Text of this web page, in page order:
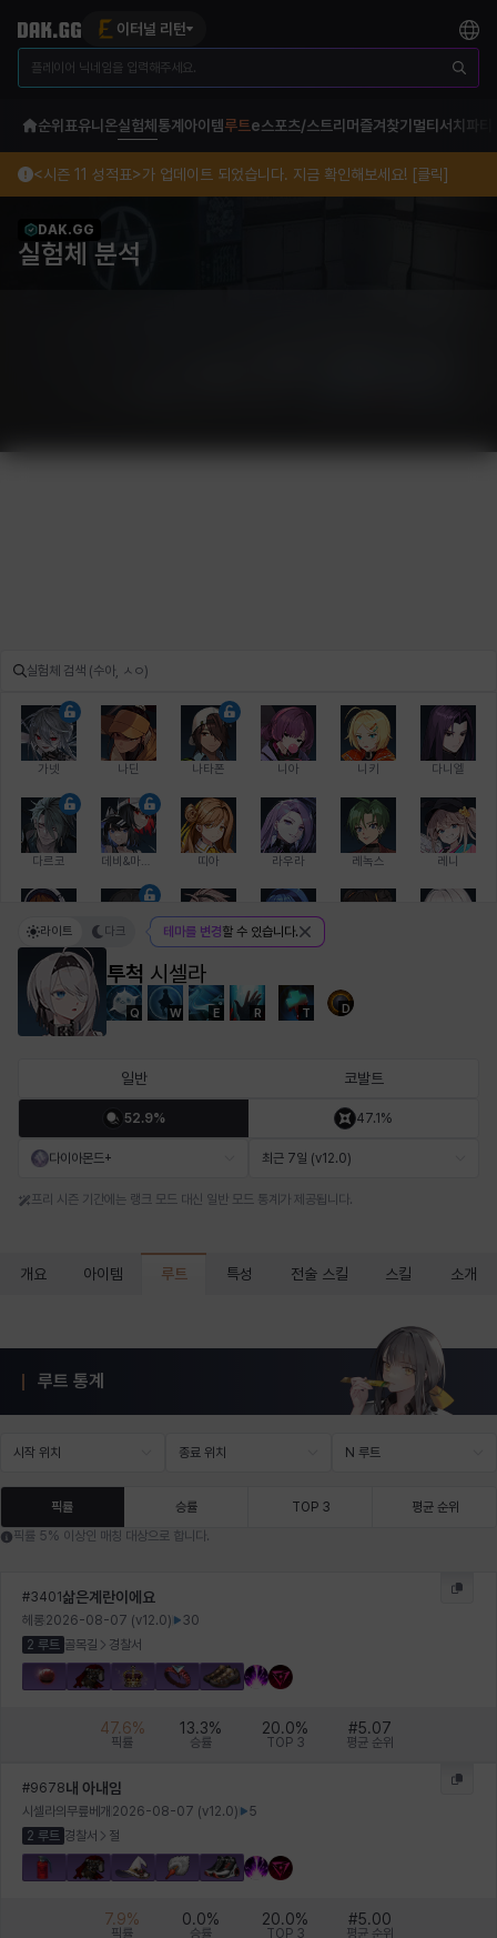
이터널 리턴
순위표유니온실험체 통계 아이템루트e스포츠/스트리머 즐겨찾기 멀티서치 파티
<시즌 11 성적표>가 업데이트 되었습니다. 지금 확인해보세요! [클릭]
DAK.GG
실험체 분석
가넷 나딘 나타폰 니아 니키 다니엘
다르코 띠아 라우라 레녹스 레니
레온 루크 르노어
바바라 버니스 블레어
알론소 얀
에스텔 에키온 엘레나 요한
윌리엄 유민 이바
이슈트반 이안 일레븐 자히르
케네스
코렐라인 크레이버 클로에 키아라
투척 시셀라
Q W E R T D
라이트 다크 테마를 변경할 수 있습니다.
일반 코발트
52.9% 47.1%
다이아몬드+ 최근 7일 (v12.0)
프리 시즌 기간에는 랭크 모드 대신 일반 모드 통계가 제공됩니다.
개요 아이템 루트 특성 전술 스킬 스킬 소개
루트 통계
시작 위치 종료 위치 N 루트
픽률 승률 TOP 3
평균 순위
픽률 5% 이상인 매칭 대상으로 합니다.
#3401삶은계란이에요
헤롱2026-08-07 (v12.0)
30
2 루트 골목길 경찰서
47.6%
픽률
13.3%
승률
20.0%
TOP 3
#5.07
평균 순위
#9678내 아내임
시셀라의무릎베개 2026-08-07 (v12.0)
5
2 루트 경찰서 절
7.9%
픽률
0.0%
승률
20.0%
TOP 3
#5.00
평균 순위